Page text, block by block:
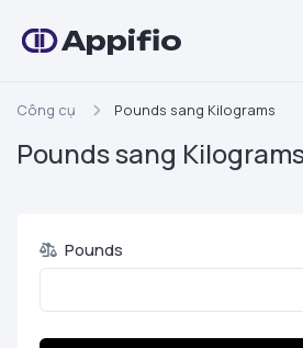
Appifio
Công cụ Pounds sang Kilograms
Pounds sang
Pounds